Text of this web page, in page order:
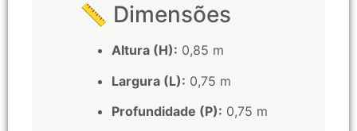
📏 Dimensões
Altura (H): 0,85 m
Largura (L): 0,75 m
Profundidade (P): 0,75 m